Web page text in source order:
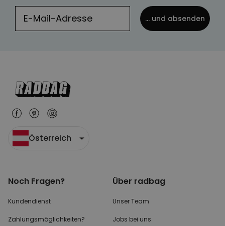
... und absenden
Österreich
Noch Fragen?
Kundendienst
Zahlungsmöglichkeiten?
Über radbag
Unser Team
Jobs bei uns